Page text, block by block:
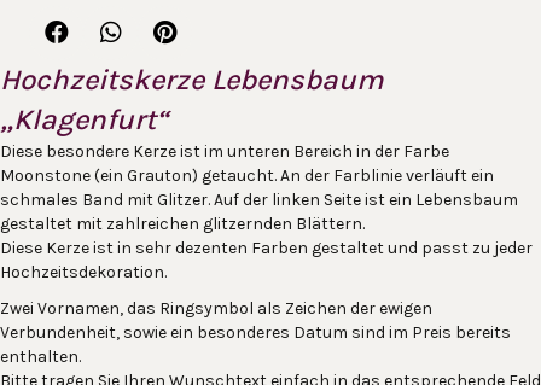
Hochzeitskerze Lebensbaum
„Klagenfurt“
Diese besondere Kerze ist im unteren Bereich in der Farbe
Moonstone (ein Grauton) getaucht. An der Farblinie verläuft ein
schmales Band mit Glitzer. Auf der linken Seite ist ein Lebensbaum
gestaltet mit zahlreichen glitzernden Blättern.
Diese Kerze ist in sehr dezenten Farben gestaltet und passt zu jeder
Hochzeitsdekoration.
Zwei Vornamen, das Ringsymbol als Zeichen der ewigen
Verbundenheit, sowie ein besonderes Datum sind im Preis bereits
enthalten.
Bitte tragen Sie Ihren Wunschtext einfach in das entsprechende Feld